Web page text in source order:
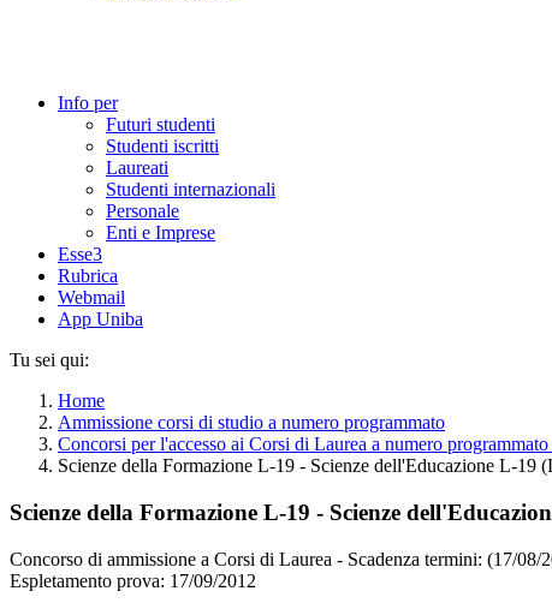
Info per
Futuri studenti
Studenti iscritti
Laureati
Studenti internazionali
Personale
Enti e Imprese
Esse3
Rubrica
Webmail
App Uniba
Tu sei qui:
Home
Ammissione corsi di studio a numero programmato
Concorsi per l'accesso ai Corsi di Laurea a numero
Scienze della Formazione L-19 - Scienze dell'Educazione L-19
Scienze della Formazione L-19 - Scienze
Concorso di ammissione a Corsi di Laurea - Scadenza termini: (17/
Espletamento prova: 17/09/2012